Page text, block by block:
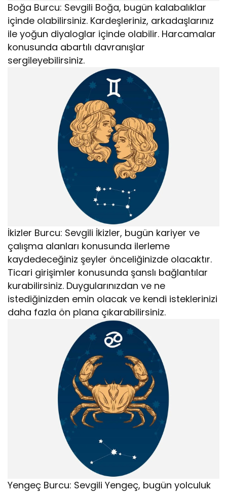
Boğa Burcu: Sevgili Boğa, bugün kalabalıklar
içinde olabilirsiniz. Kardeşleriniz, arkadaşlarınız
ile yoğun diyaloglar içinde olabilir. Harcamalar
konusunda abartılı davranışlar
sergileyebilirsiniz.
İkizler Burcu: Sevgili İkizler, bugün kariyer ve
çalışma alanları konusunda ilerleme
kaydedeceğiniz şeyler önceliğinizde olacaktır.
Ticari girişimler konusunda şanslı bağlantılar
kurabilirsiniz. Duygularınızdan ve ne
istediğinizden emin olacak ve kendi isteklerinizi
daha fazla ön plana çıkarabilirsiniz.
Yengeç Burcu: Sevgili Yengeç, bugün yolculuk